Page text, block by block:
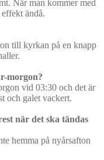
När man kommer med
ändå.
till kyrkan på en knapp
morgon?
vid 03:30 och det är
och galet vackert.
när det ska tändas
hemma på nyårsafton